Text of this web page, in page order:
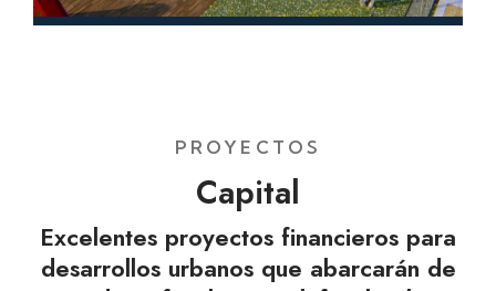
PROYECTOS
Capital
Excelentes proyectos financieros para
desarrollos urbanos que abarcarán de